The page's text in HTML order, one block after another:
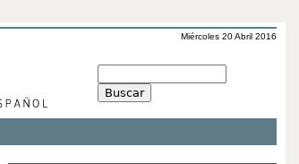
Miércoles 20 Abril 2016